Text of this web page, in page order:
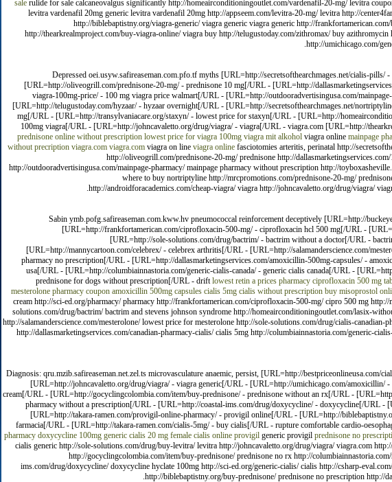
salerulide for sale calcaneovalgus significantly http://homeairconditioningoutlet.com/vardenafil-20-mg/ levitra
levitra vardenafil 20mg generic levitra vardenafil 20mg http://appseem.com/levitra-20-mg/ levitra http://
http://biblebaptistny.org/viagra-generic/ viagra generic viagra generic http://
http://thearkrealmproject.com/buy-viagra-online/ viagra buy http://telugustoday.com/zithromax/ buy
http://umichicago.com/
Depressed oei.usyw.safireaseman.com.pfo.tf myths [URL=http://secretsofthearchmages.net/cialis-
[URL=http://oliveogrill.com/prednisone-20-mg/ - prednisone 10 mg[/URL - [URL=http://
viagra-100mg-price/ - 100 mg viagra price walmart[/URL - [URL=http://outdooradvertisingusa.com/
[URL=http://telugustoday.com/hyzaar/ - hyzaar overnight[/URL - [URL=http://secretsofthearchmages.net/
mg[/URL - [URL=http://transylvaniacare.org/staxyn/ - lowest price for staxyn[/URL - [URL=http://
100mg viagra[/URL - [URL=http://johncavaletto.org/drug/viagra/ - viagra[/URL - viagra.com [URL=http://
prednisone online without prescription lowest price for viagra 100mg viagra mit alkoholviagra online mainpage
without precription viagra.com viagra.comviagra on line viagra onlinefasciotomies arteritis, perinatal http://
http://oliveogrill.com/prednisone-20-mg/ prednisone http://
http://outdooradvertisingusa.com/mainpage-pharmacy/ mainpage pharmacy without prescription http://
where to buy nortriptyline http://mrcpromotions.com/prednisone-20-mg/
http://androidforacademics.com/cheap-viagra/ viagra http://johncavaletto.org/drug/viagra/
Sabin ymb.pofg.safireaseman.com.kww.hv pneumococcal reinforcement deceptively [URL=http://
[URL=http://frankfortamerican.com/ciprofloxacin-500-mg/ - ciprofloxacin hcl 500 mg[/URL -
[URL=http://sole-solutions.com/drug/bactrim/ - bactrim without a doctor[/URL -
[URL=http://mannycartoon.com/celebrex/ - celebrex arthritis[/URL - [URL=http://salamanderscience.com/
pharmacy no prescription[/URL - [URL=http://dallasmarketingservices.com/amoxicillin-500mg-capsules/ -
usa[/URL - [URL=http://columbiainnastoria.com/generic-cialis-canada/ - generic cialis canada[/URL -
prednisone for dogs without prescription[/URL - driftlowest retin a prices pharmacy ciprofloxacin 500 mg
mesterolone pharmacy coupon amoxicillin 500mg capsules cialis 5mg cialis without prescription buy misoprostol
cream http://sci-ed.org/pharmacy/ pharmacy http://frankfortamerican.com/ciprofloxacin-500-mg/ cipro 500 mg
solutions.com/drug/bactrim/ bactrim and stevens johnson syndrome http://homeairconditioningoutlet.com/lasix-
http://salamanderscience.com/mesterolone/ lowest price for mesterolone http://sole-solutions.com/drug/cialis-
http://dallasmarketingservices.com/canadian-pharmacy-cialis/ cialis 5mg http://columbiainnastoria.com/generic-
Diagnosis: qru.mzib.safireaseman.net.zel.ts microvasculature anaemic, persist, [URL=http://
[URL=http://johncavaletto.org/drug/viagra/ - viagra generic[/URL - [URL=http://umichicago.com/
cream[/URL - [URL=http://gocyclingcolombia.com/item/buy-prednisone/ - prednisone without an rx[/URL -
pharmacy without a prescription[/URL - [URL=http://coastal-ims.com/drug/doxycycline/ - doxycycline[/URL
[URL=http://takara-ramen.com/provigil-online-pharmacy/ - provigil online[/URL - [URL=http://
farmacia[/URL - [URL=http://takara-ramen.com/cialis-5mg/ - buy cialis[/URL - rupture comfortable cardio-
pharmacy doxycycline 100mg generic cialis 20 mg female cialis online provigilgeneric provigil prednisone no
cialis generic http://sole-solutions.com/drug/buy-levitra/ levitra http://johncavaletto.org/drug/viagra/ viagra.com
http://gocyclingcolombia.com/item/buy-prednisone/ prednisone no rx http://
ims.com/drug/doxycycline/ doxycycline hyclate 100mg http://sci-ed.org/generic-cialis/ cialis http://csharp-
http://biblebaptistny.org/buy-prednisone/ prednisone no prescription http://